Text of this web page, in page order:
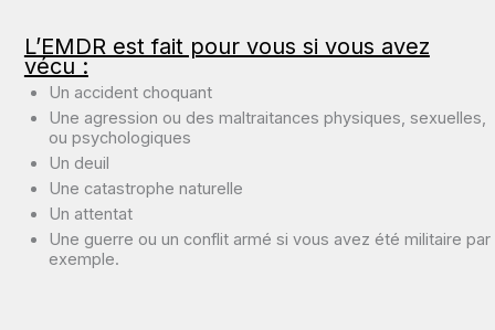
L’EMDR est fait pour vous si vous avez
vécu :
Un accident choquant
Une agression ou des maltraitances physiques, sexuelles,
ou psychologiques
Un deuil
Une catastrophe naturelle
Un attentat
Une guerre ou un conflit armé si vous avez été militaire par
exemple.